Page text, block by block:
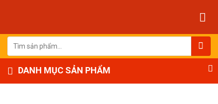
dung
Tìm
kiếm:
DANH MỤC SẢN PHẨM